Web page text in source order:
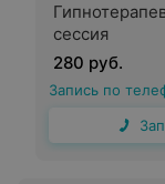
сессия
280 руб.
Запись по